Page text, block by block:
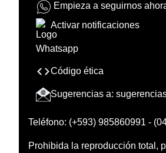
Empieza a seguirnos
Activar notificaciones
Código ética
Sugerencias a:
Teléfono: (+593) 985860991 -
Prohibida la reproducción total,